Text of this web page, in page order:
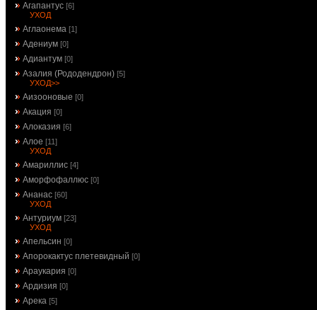
Агапантус [6]
УХОД
Аглаонема [1]
Адениум [0]
Адиантум [0]
Азалия (Рододендрон) [5]
УХОД>>
Аизооновые [0]
Акация [0]
Алоказия [6]
Алое [11]
УХОД
Амариллис [4]
Аморфофаллюс [0]
Ананас [60]
УХОД
Антуриум [23]
УХОД
Апельсин [0]
Апорокактус плетевидный [0]
Араукария [0]
Ардизия [0]
Арека [5]